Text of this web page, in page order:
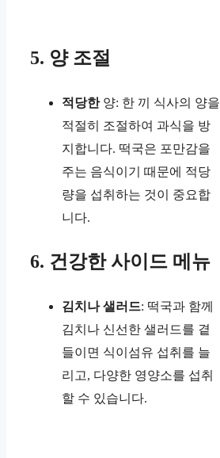
5. 양 조절
적당한 양: 한 끼 식사의 양을
적절히 조절하여 과식을 방
지합니다. 떡국은 포만감을
주는 음식이기 때문에 적당
량을 섭취하는 것이 중요합
니다.
6. 건강한 사이드 메뉴
김치나 샐러드: 떡국과 함께
김치나 신선한 샐러드를 곁
들이면 식이섬유 섭취를 늘
리고, 다양한 영양소를 섭취
할 수 있습니다.